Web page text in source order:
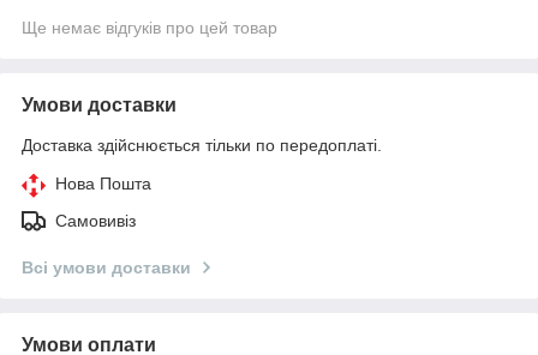
Ще немає відгуків про цей товар
Умови доставки
Доставка здійснюється тільки по передоплаті.
Нова Пошта
Самовивіз
Всі умови доставки
Умови оплати